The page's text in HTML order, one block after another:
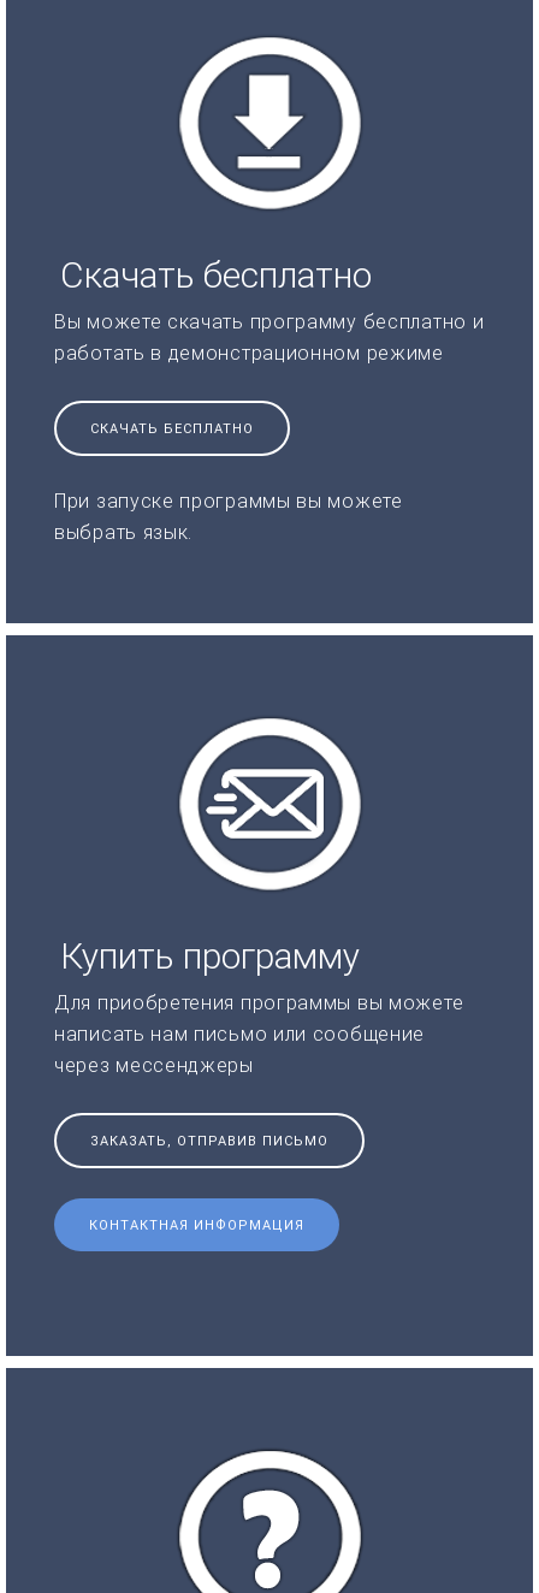
Скачать бесплатно
Вы можете скачать программу бесплатно и
работать в демонстрационном режиме
СКАЧАТЬ БЕСПЛАТНО
При запуске программы вы можете
выбрать язык.
Купить программу
Для приобретения программы вы можете
написать нам письмо или сообщение
через мессенджеры
ЗАКАЗАТЬ, ОТПРАВИВ ПИСЬМО
КОНТАКТНАЯ ИНФОРМАЦИЯ